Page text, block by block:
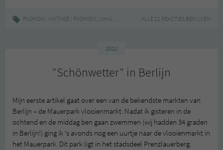
week
FASHION, VINTAGE FASHION, IJHALLEN KLEDINGRUIL ,OUTFIT,TWEEDEHANDS
ALLE 21 REACTIES BEKIJKEN
2012
“Schönwetter” in Berlijn
Mijn eerste artikel gaat over een van de bekendste markten van
Berlijn – de Mauerpark vlooienmarkt. Nadat ik gisteren in de
ochtend en de middag ben gaan zwemmen (wij hadden 34 graden
in Berlijn!) ging ik ‘s avonds nog een uurtje naar de vlooienmarkt in
het Mauerpark. Dit park ligt in het stadsdeel Prenzlauerberg.